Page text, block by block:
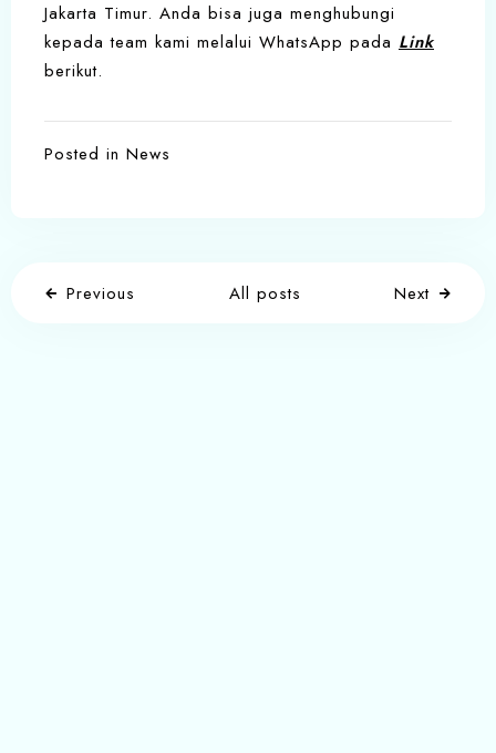
Jakarta Timur. Anda bisa juga menghubungi
kepada team kami melalui WhatsApp pada Link
berikut.
Posted in News
Previous All posts Next